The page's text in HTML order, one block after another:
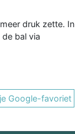
druk zette. In
bal via
je Google-favoriet